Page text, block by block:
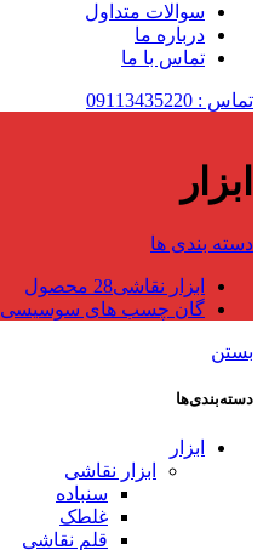
سوالات متداول
درباره ما
تماس با ما
تماس : 09113435220
ابزار
دسته بندی ها
ابزار نقاشی28 محصول
گان چسب های سوسیسی
بستن
دسته‌بندی‌ها
ابزار
ابزار نقاشی
سنباده
غلطک
قلم نقاشی